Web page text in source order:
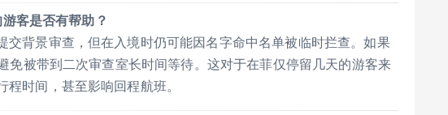
客是否有帮助？
交背景审查，但在入境时仍可能因名字命中名单被临时拦查。如果
免被带到二次审查室长时间等待。这对于在菲仅停留几天的游客来
时间，甚至影响回程航班。